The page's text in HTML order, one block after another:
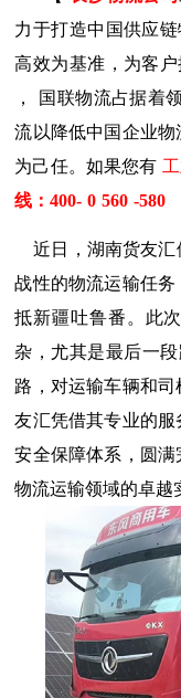
力于打造中国供应
高效为基准，为客
，
国联物流占据着
流 以降低中国企业
为己任。如果您有
线：400- 0 560 -580
近日，湖南货友
战性的物流运输任
抵新疆吐鲁番。此
杂，尤其是最后一
路，对运输车辆和
友汇凭借其专业的
安全保障体系，圆
物流运输领域的卓越